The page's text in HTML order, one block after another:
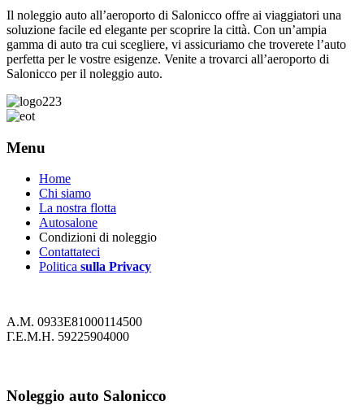
Il noleggio auto all’aeroporto di Salonicco offre ai viaggiatori una
soluzione facile ed elegante per scoprire la città. Con un’ampia
gamma di auto tra cui scegliere, vi assicuriamo che troverete l’auto
perfetta per le vostre esigenze. Venite a trovarci all’aeroporto di
Salonicco per il noleggio auto.
Menu
Home
Chi siamo
La nostra flotta
Autosalone
Condizioni di noleggio
Contattateci
Politica sulla Privacy
Α.Μ. 0933Ε81000114500
Γ.Ε.Μ.Η. 59225904000
Noleggio auto Salonicco